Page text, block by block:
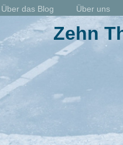
Über das Blog Über uns
Zehn